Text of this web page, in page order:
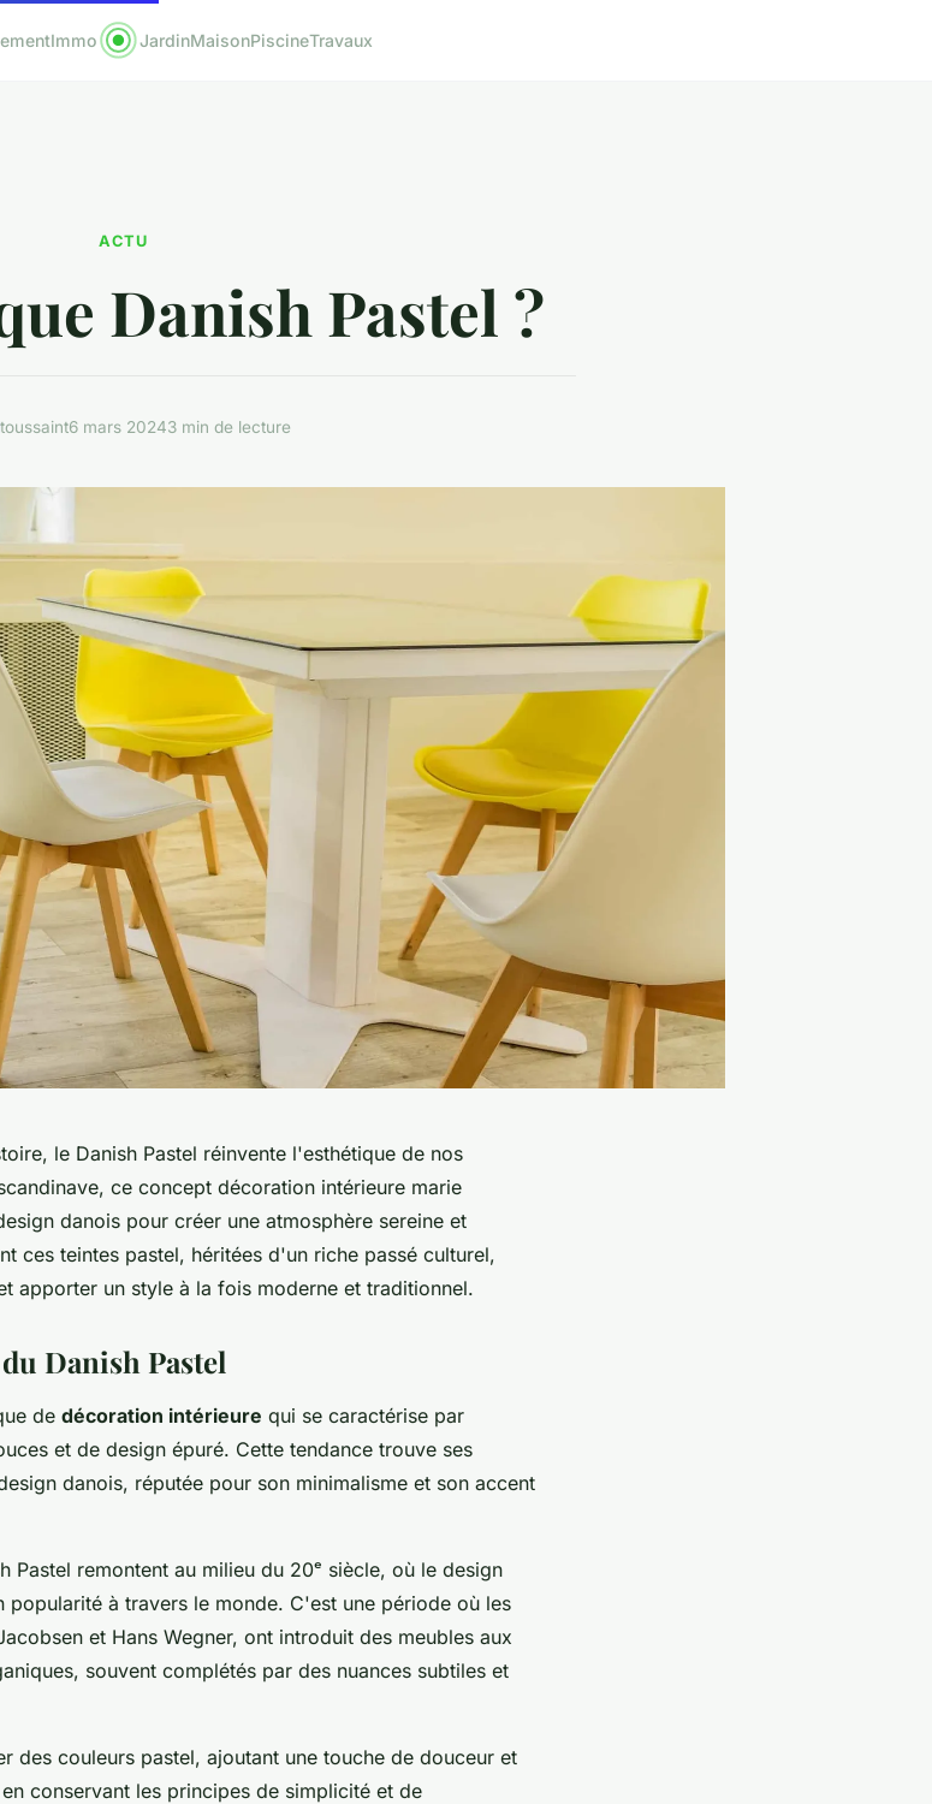
Immo JardinMaisonPiscineTravaux
ACTU
Danish Pastel ?
toussaint6 mars 20243 min de lecture
le Danish Pastel réinvente l'esthétique de nos
ce concept décoration intérieure marie
danois pour créer une atmosphère sereine et
ces teintes pastel, héritées d'un riche passé culturel,
apporter un style à la fois moderne et traditionnel.
Danish Pastel
de décoration intérieure qui se caractérise par
et de design épuré. Cette tendance trouve ses
danois, réputée pour son minimalisme et son accent
Pastel remontent au milieu du 20ᵉ siècle, où le design
popularité à travers le monde. C'est une période où les
et Hans Wegner, ont introduit des meubles aux
souvent complétés par des nuances subtiles et
des couleurs pastel, ajoutant une touche de douceur et
conservant les principes de simplicité et de